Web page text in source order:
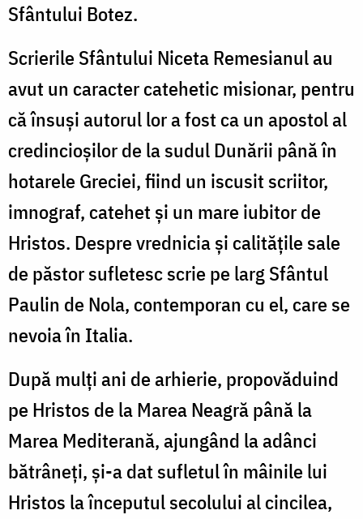
Sfântului Botez.
Scrierile Sfântului Niceta Remesianul au
avut un caracter catehetic misionar, pentru
că însuși autorul lor a fost ca un apostol al
credincioșilor de la sudul Dunării până în
hotarele Greciei, fiind un iscusit scriitor,
imnograf, catehet și un mare iubitor de
Hristos. Despre vrednicia și calitățile sale
de păstor sufletesc scrie pe larg Sfântul
Paulin de Nola, contemporan cu el, care se
nevoia în Italia.
După mulți ani de arhierie, propovăduind
pe Hristos de la Marea Neagră până la
Marea Mediterană, ajungând la adânci
bătrâneți, și-a dat sufletul în mâinile lui
Hristos la începutul secolului al cincilea,